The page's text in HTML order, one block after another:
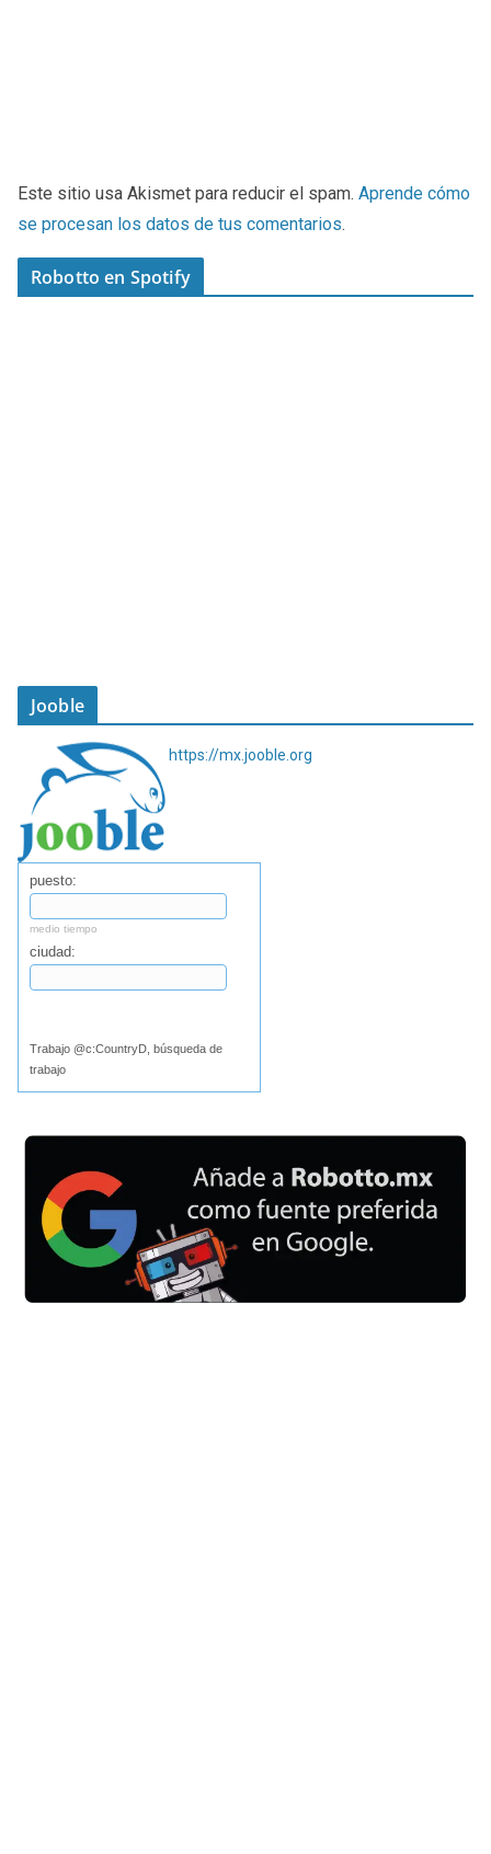
Este sitio usa Akismet para reducir el spam. Aprende cómo
se procesan los datos de tus comentarios.
Robotto en Spotify
Jooble
https://mx.jooble.org
puesto:
medio tiempo
ciudad:
Trabajo @c:CountryD, búsqueda de
trabajo